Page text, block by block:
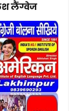
लैंग्वेज